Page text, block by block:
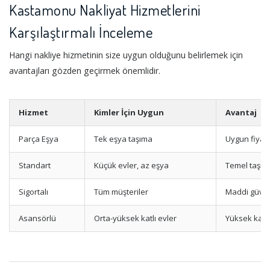
Kastamonu Nakliyat Hizmetlerini
Karşılaştırmalı İnceleme
Hangi nakliye hizmetinin size uygun olduğunu belirlemek için
avantajları gözden geçirmek önemlidir.
Hizmet Kimler İçin Uygun Avantaj
Parça Eşya Tek eşya taşıma Uygun fiyat
Standart Küçük evler, az eşya Temel
Sigortalı Tüm müşteriler Maddi
Asansörlü Orta-yüksek katlı evler Yüksek kat